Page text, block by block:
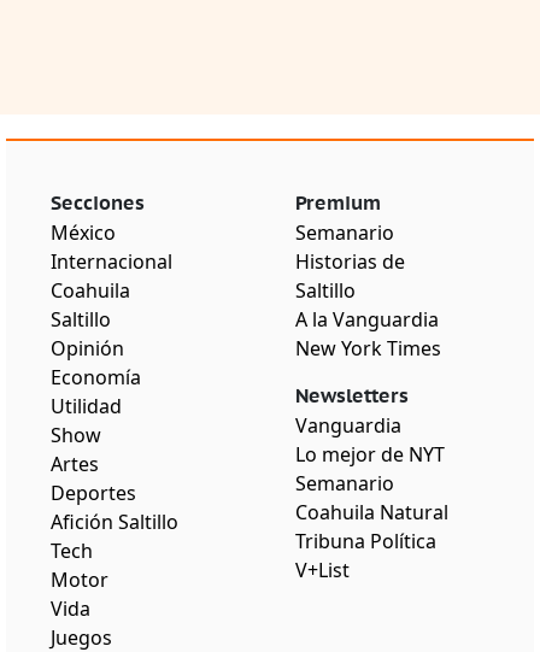
Secciones
México
Internacional
Coahuila
Saltillo
Opinión
Economía
Utilidad
Show
Artes
Deportes
Afición Saltillo
Tech
Motor
Vida
Juegos
Premium
Semanario
Historias de
Saltillo
A la Vanguardia
New York Times
Newsletters
Vanguardia
Lo mejor de NYT
Semanario
Coahuila Natural
Tribuna Política
V+List